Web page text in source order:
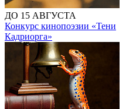
ДО 15 АВГУСТА
Конкурс кинопоэзии «Тени
Кадриорга»